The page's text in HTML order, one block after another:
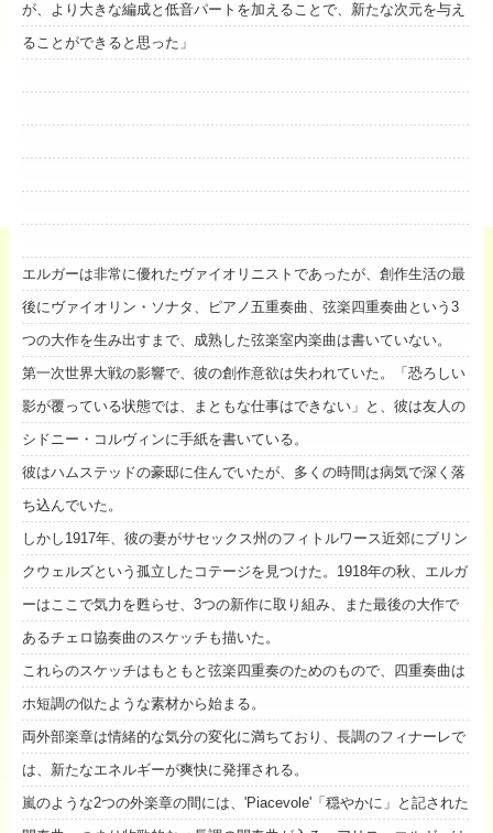
が、より大きな編成と低音パートを加えることで、新たな次元を与え
ることができると思った」
エルガーは非常に優れたヴァイオリニストであったが、創作生活の最
後にヴァイオリン・ソナタ、ピアノ五重奏曲、弦楽四重奏曲という3
つの大作を生み出すまで、成熟した弦楽室内楽曲は書いていない。
第一次世界大戦の影響で、彼の創作意欲は失われていた。「恐ろしい
影が覆っている状態では、まともな仕事はできない」と、彼は友人の
シドニー・コルヴィンに手紙を書いている。
彼はハムステッドの豪邸に住んでいたが、多くの時間は病気で深く落
ち込んでいた。
しかし1917年、彼の妻がサセックス州のフィトルワース近郊にブリン
クウェルズという孤立したコテージを見つけた。1918年の秋、エルガ
ーはここで気力を甦らせ、3つの新作に取り組み、また最後の大作で
あるチェロ協奏曲のスケッチも描いた。
これらのスケッチはもともと弦楽四重奏のためのもので、四重奏曲は
ホ短調の似たような素材から始まる。
両外部楽章は情緒的な気分の変化に満ちており、長調のフィナーレで
は、新たなエネルギーが爽快に発揮される。
嵐のような2つの外楽章の間には、'Piacevole'「穏やかに」と記された